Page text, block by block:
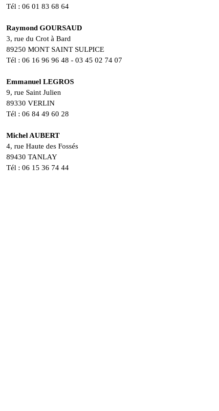
Tél : 06 01 83 68 64
Raymond GOURSAUD
3, rue du Crot à Bard
89250 MONT SAINT SULPICE
Tél : 06 16 96 96 48 - 03 45 02 74 07
Emmanuel LEGROS
9, rue Saint Julien
89330 VERLIN
Tél : 06 84 49 60 28
Michel AUBERT
4, rue Haute des Fossés
89430 TANLAY
Tél : 06 15 36 74 44